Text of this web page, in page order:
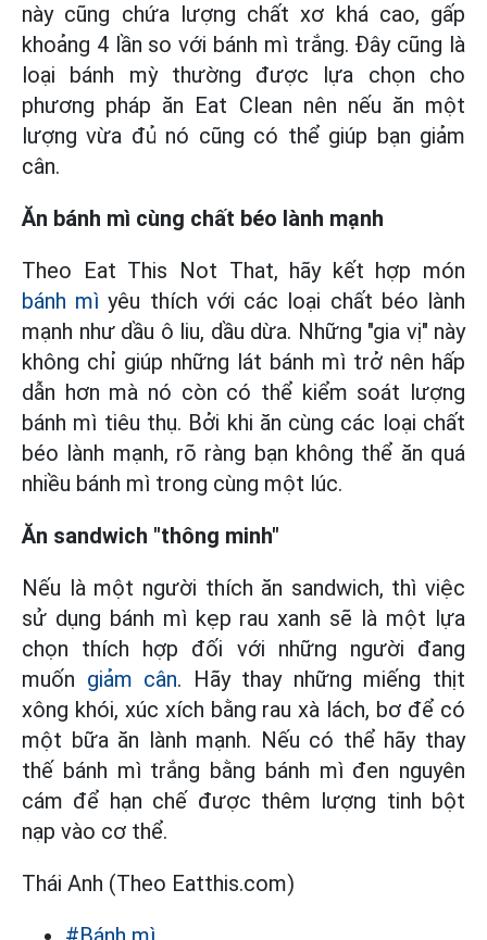
này cũng chứa lượng chất xơ khá cao, gấp
khoảng 4 lần so với bánh mì trắng. Đây cũng là
loại bánh mỳ thường được lựa chọn cho
phương pháp ăn Eat Clean nên nếu ăn một
lượng vừa đủ nó cũng có thể giúp bạn giảm
cân.
Ăn bánh mì cùng chất béo lành mạnh
Theo Eat This Not That, hãy kết hợp món
bánh mì yêu thích với các loại chất béo lành
mạnh như dầu ô liu, dầu dừa. Những "gia vị" này
không chỉ giúp những lát bánh mì trở nên hấp
dẫn hơn mà nó còn có thể kiểm soát lượng
bánh mì tiêu thụ. Bởi khi ăn cùng các loại chất
béo lành mạnh, rõ ràng bạn không thể ăn quá
nhiều bánh mì trong cùng một lúc.
Ăn sandwich "thông minh"
Nếu là một người thích ăn sandwich, thì việc
sử dụng bánh mì kẹp rau xanh sẽ là một lựa
chọn thích hợp đối với những người đang
muốn giảm cân. Hãy thay những miếng thịt
xông khói, xúc xích bằng rau xà lách, bơ để có
một bữa ăn lành mạnh. Nếu có thể hãy thay
thế bánh mì trắng bằng bánh mì đen nguyên
cám để hạn chế được thêm lượng tinh bột
nạp vào cơ thể.
Thái Anh (Theo Eatthis.com)